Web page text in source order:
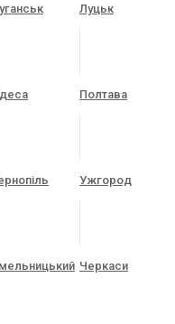
Луцьк
Полтава
Ужгород
Черкаси